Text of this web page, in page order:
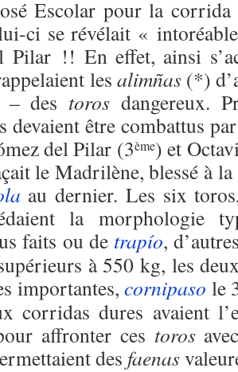
Escolar pour la
ci se révélait «
Pilar !! En effet, ainsi
les alimñas (*)
– des toros dangereux.
devaient être combattus
del Pilar (3ème) et
le Madrilène, blessé à la
au dernier. Les six
la morphologie
faits ou de trapío,
à 550 kg, les
importantes,cornipaso le
corridas dures avaient
affronter ces toros
des faenas